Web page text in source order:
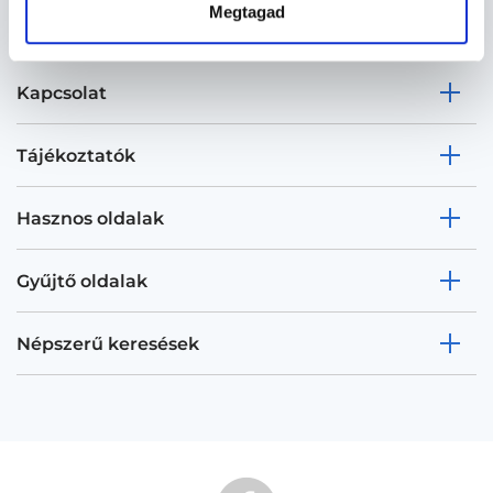
Megtagad
Kapcsolat
Tájékoztatók
Hasznos oldalak
Gyűjtő oldalak
Népszerű keresések